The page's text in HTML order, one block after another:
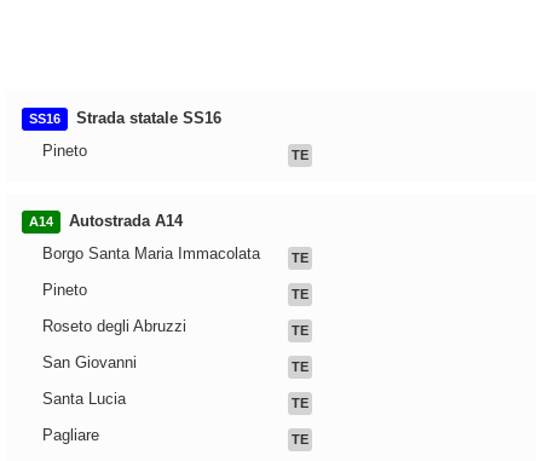
SS16
Strada statale SS16
Pineto
TE
A14
Autostrada A14
Borgo Santa Maria Immacolata
TE
Pineto TE
Roseto degli Abruzzi TE
San Giovanni TE
Santa Lucia TE
Pagliare TE